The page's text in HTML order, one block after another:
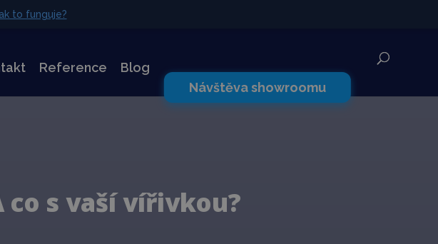
Reference
Blog
Návštěva showroomu
co s vaší vířivkou?
to funguje?
to funguje?